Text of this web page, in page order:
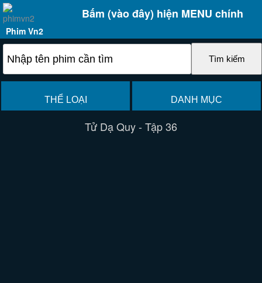
Bấm (vào đây) hiện MENU chính
Phim Vn2
THỂ LOẠI DANH MỤC
Tử Dạ Quy - Tập 36